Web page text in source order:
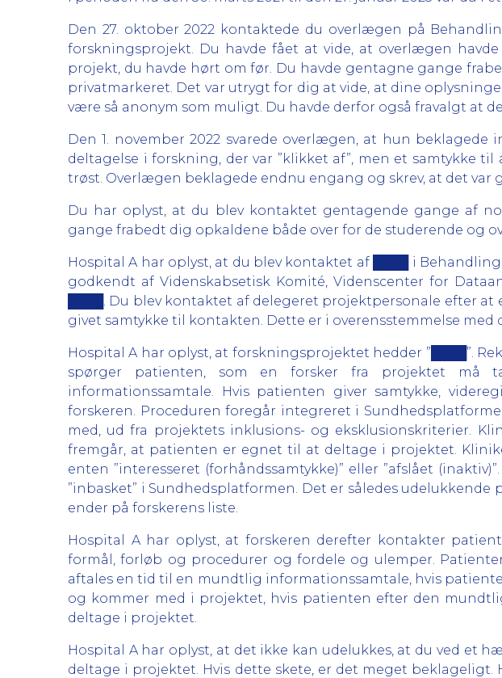
Den 27. oktober 2022 kontaktede du overlægen på
forskningsprojekt. Du havde fået at vide, at overlægen
projekt, du havde hørt om før. Du havde gentagne gange
privatmarkeret. Det var utrygt for dig at vide, at dine
være så anonym som muligt. Du havde derfor også fravalgt at
Den 1. november 2022 svarede overlægen, at hun
deltagelse i forskning, der var ”klikket af”, men et samtykke
trøst. Overlægen beklagede endnu engang og skrev, at det var
Du har oplyst, at du blev kontaktet gentagende gange af
gange frabedt dig opkaldene både over for de studerende og
Hospital A har oplyst, at du blev kontaktet af ████ i
godkendt af Videnskabsetisk Komité, Videnscenter for
████. Du blev kontaktet af delegeret projektpersonale efter
givet samtykke til kontakten. Dette er i overensstemmelse
Hospital A har oplyst, at forskningsprojektet hedder ”████”.
spørger patienten, som en forsker fra projektet må
informationssamtale. Hvis patienten giver samtykke,
forskeren. Proceduren foregår integreret i
med, ud fra projektets inklusions- og eksklusionskriterier.
fremgår, at patienten er egnet til at deltage i projektet.
enten ”interesseret (forhåndssamtykke)” eller ”afslået
”inbasket” i Sundhedsplatformen. Det er således
ender på forskerens liste.
Hospital A har oplyst, at forskeren derefter kontakter
formål, forløb og procedurer og fordele og ulemper.
aftales en tid til en mundtlig informationssamtale, hvis
og kommer med i projektet, hvis patienten efter den
deltage i projektet.
Hospital A har oplyst, at det ikke kan udelukkes, at du ved et
deltage i projektet. Hvis dette skete, er det meget